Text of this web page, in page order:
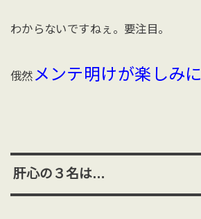
わからないですねぇ。要注目。
俄然 メンテ明けが楽しみに
肝心の３名は…